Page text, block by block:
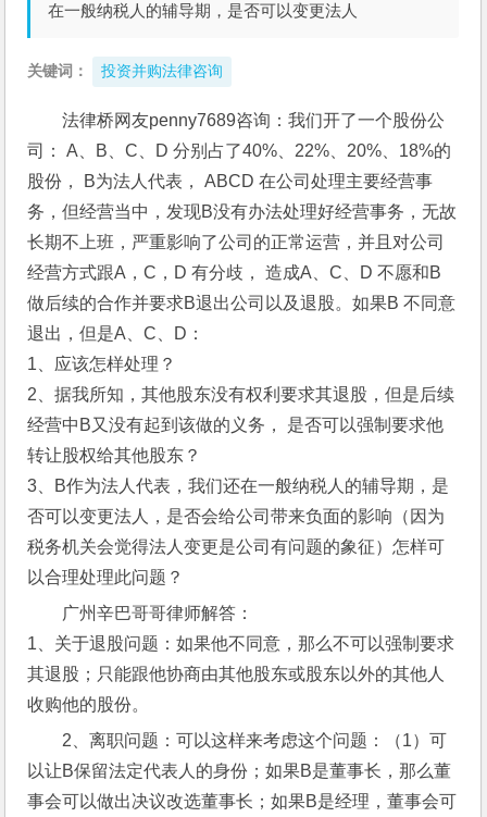
在一般纳税人的辅导期，是否可以变更法人
关键词： 投资并购法律咨询
法律桥网友penny7689咨询：我们开了一个股份公
司： A、B、C、D 分别占了40%、22%、20%、18%的
股份， B为法人代表， ABCD 在公司处理主要经营事
务，但经营当中，发现B没有办法处理好经营事务，无故
长期不上班，严重影响了公司的正常运营，并且对公司
经营方式跟A，C，D 有分歧， 造成A、C、D 不愿和B
做后续的合作并要求B退出公司以及退股。如果B 不同意
退出，但是A、C、D：
1、应该怎样处理？
2、据我所知，其他股东没有权利要求其退股，但是后续
经营中B又没有起到该做的义务， 是否可以强制要求他
转让股权给其他股东？
3、B作为法人代表，我们还在一般纳税人的辅导期，是
否可以变更法人，是否会给公司带来负面的影响（因为
税务机关会觉得法人变更是公司有问题的象征）怎样可
以合理处理此问题？
广州辛巴哥哥律师解答：
1、关于退股问题：如果他不同意，那么不可以强制要求
其退股；只能跟他协商由其他股东或股东以外的其他人
收购他的股份。
2、离职问题：可以这样来考虑这个问题：（1）可
以让B保留法定代表人的身份；如果B是董事长，那么董
事会可以做出决议改选董事长；如果B是经理，董事会可